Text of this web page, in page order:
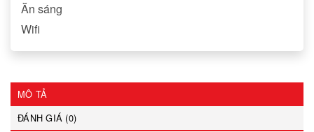
Ăn sáng
Wifi
MÔ TẢ
ĐÁNH GIÁ (0)